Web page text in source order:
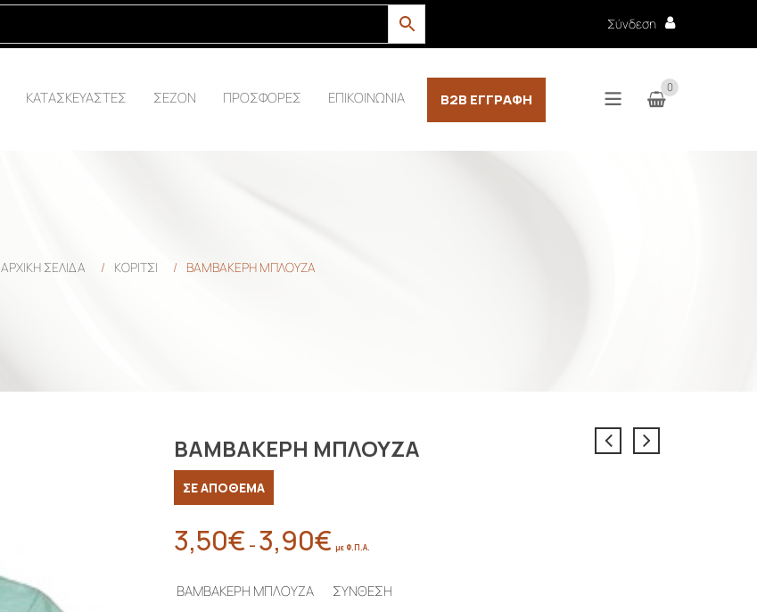
Σύνδεση
ΚΑΤΑΣΚΕΥΑΣΤΕΣ ΣΕΖΟΝ ΠΡΟΣΦΟΡΕΣ ΕΠΙΚΟΙΝΩΝΙΑ B2B ΕΓΓΡΑΦΉ
0
ΑΡΧΙΚΉ ΣΕΛΊΔΑ / ΚΟΡΙΤΣΙ / ΒΑΜΒΑΚΕΡΗ ΜΠΛΟΥΖΑ
ΒΑΜΒΑΚΕΡΗ ΜΠΛΟΥΖΑ
ΣΕ ΑΠΟΘΕΜΑ
3,50€ – 3,90€
3,50€
με Φ.Π.Α.
ΒΑΜΒΑΚΕΡΗ ΜΠΛΟΥΖΑ ΣΥΝΘΕΣΗ